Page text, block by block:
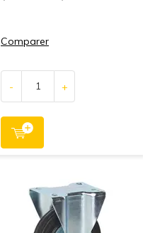
Comparer
- +